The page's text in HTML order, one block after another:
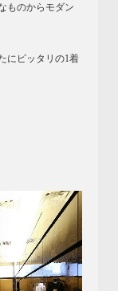
ものからモダン
にピッタリの1着